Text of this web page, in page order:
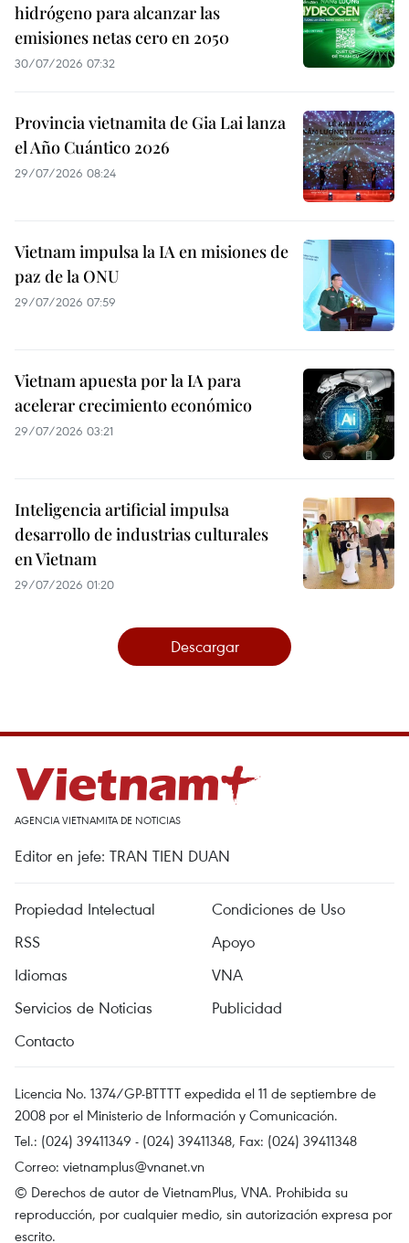
hidrógeno para alcanzar las
emisiones netas cero en 2050
30/07/2026 07:32
Provincia vietnamita de Gia Lai lanza
el Año Cuántico 2026
29/07/2026 08:24
Vietnam impulsa la IA en misiones de
paz de la ONU
29/07/2026 07:59
Vietnam apuesta por la IA para
acelerar crecimiento económico
29/07/2026 03:21
Inteligencia artificial impulsa
desarrollo de industrias culturales
en Vietnam
29/07/2026 01:20
Descargar
AGENCIA VIETNAMITA DE NOTICIAS
Editor en jefe: TRAN TIEN DUAN
Propiedad Intelectual
Condiciones de Uso
RSS
Apoyo
Idiomas
VNA
Servicios de Noticias
Publicidad
Contacto
Licencia No. 1374/GP-BTTTT expedida el 11 de septiembre de
2008 por el Ministerio de Información y Comunicación.
Tel.: (024) 39411349 - (024) 39411348, Fax: (024) 39411348
Correo: vietnamplus@vnanet.vn
© Derechos de autor de VietnamPlus, VNA. Prohibida su
reproducción, por cualquier medio, sin autorización expresa por
escrito.